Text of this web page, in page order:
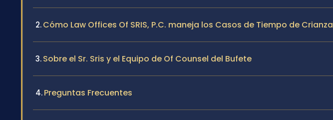
Cómo Law Offices Of SRIS, P.C. maneja los Casos de Tiempo de Crianza
Sobre el Sr. Sris y el Equipo de Of Counsel del Bufete
Preguntas Frecuentes